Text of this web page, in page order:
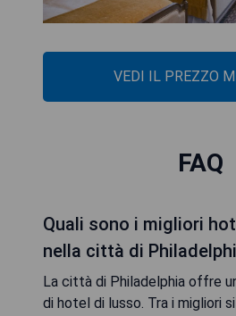
VEDI IL PREZZO
FAQ
Quali sono i migliori
nella città di
La città di Philadelphia offre
di hotel di lusso. Tra i migliori